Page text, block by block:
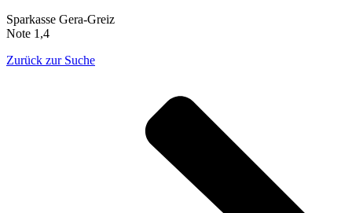
Sparkasse Gera-Greiz
Note 1,4
Zurück zur Suche